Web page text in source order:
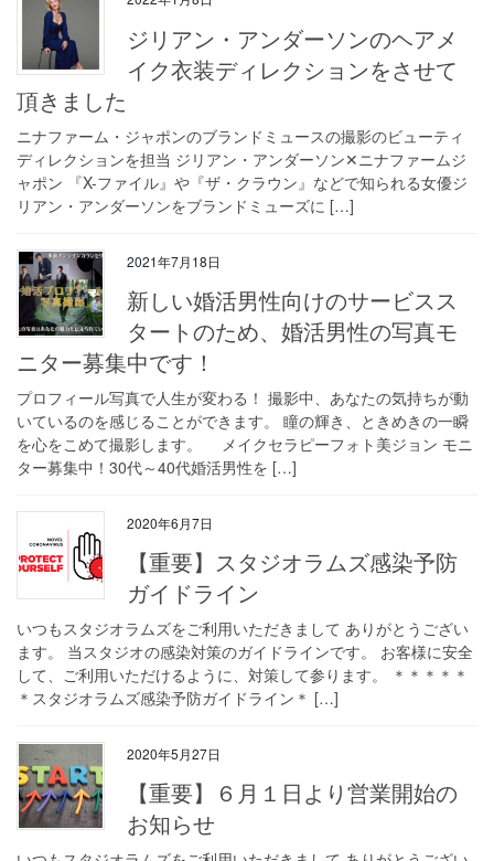
ジリアン・アンダーソンのヘアメ
イク衣装ディレクションをさせて
頂きました
ニナファーム・ジャポンのブランドミュースの撮影のビューティ
ディレクションを担当 ジリアン・アンダーソン✕ニナファームジ
ャポン 『X-ファイル』や『ザ・クラウン』などで知られる女優ジ
リアン・アンダーソンをブランドミューズに […]
2021年7月18日
新しい婚活男性向けのサービスス
タートのため、婚活男性の写真モ
ニター募集中です！
​プロフィール写真で人生が変わる！ 撮影中、あなたの気持ちが動
いているのを感じることができます。 瞳の輝き、ときめきの一瞬
を心をこめて撮影します。 メイクセラピーフォト美ジョン モニ
ター募集中！30代～40代婚活男性を […]
2020年6月7日
【重要】スタジオラムズ感染予防
ガイドライン
いつもスタジオラムズをご利用いただきまして ありがとうござい
ます。 当スタジオの感染対策のガイドラインです。 お客様に安全
して、ご利用いただけるように、対策して参ります。 ＊＊＊＊＊
＊スタジオラムズ感染予防ガイドライン＊ […]
2020年5月27日
【重要】６月１日より営業開始の
お知らせ